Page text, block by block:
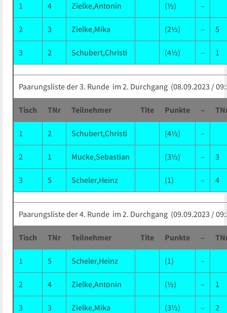
1 4 Zielke,Antonin (½) –
2 3 Zielke,Mika (2½) – 5
3 2 Schubert,Christi (4½) – 1
Paarungsliste der 3. Runde im 2. Durchgang (08.09.2023 /
Tisch TNr Teilnehmer Tite Punkte –
1 2 Schubert,Christi (4½) –
2 1 Mucke,Sebastian (3½) – 3
3 5 Scheler,Heinz (1) – 4
Paarungsliste der 4. Runde im 2. Durchgang (09.09.2023 /
Tisch TNr Teilnehmer Tite Punkte –
1 5 Scheler,Heinz (1) –
2 4 Zielke,Antonin (½) – 1
3 3 Zielke,Mika (3½) – 2